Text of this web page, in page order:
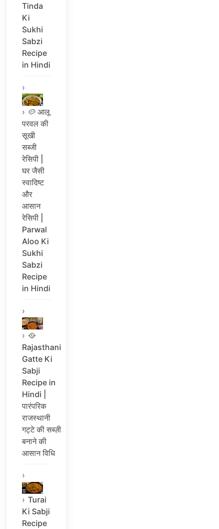
Tinda
Ki
Sukhi
Sabzi
Recipe
in Hindi
🥔 आलू
परवल की
सूखी
सब्जी
रेसिपी |
घर जैसी
स्वादिष्ट
और
आसान
रेसिपी |
Parwal
Aloo Ki
Sukhi
Sabzi
Recipe
in Hindi
🥘
Rajasthani
Gatte Ki
Sabji
Recipe in
Hindi |
पारंपरिक
राजस्थानी
गट्टे की सब्ज़ी
बनाने की
आसान विधि
Turai
Ki Sabji
Recipe